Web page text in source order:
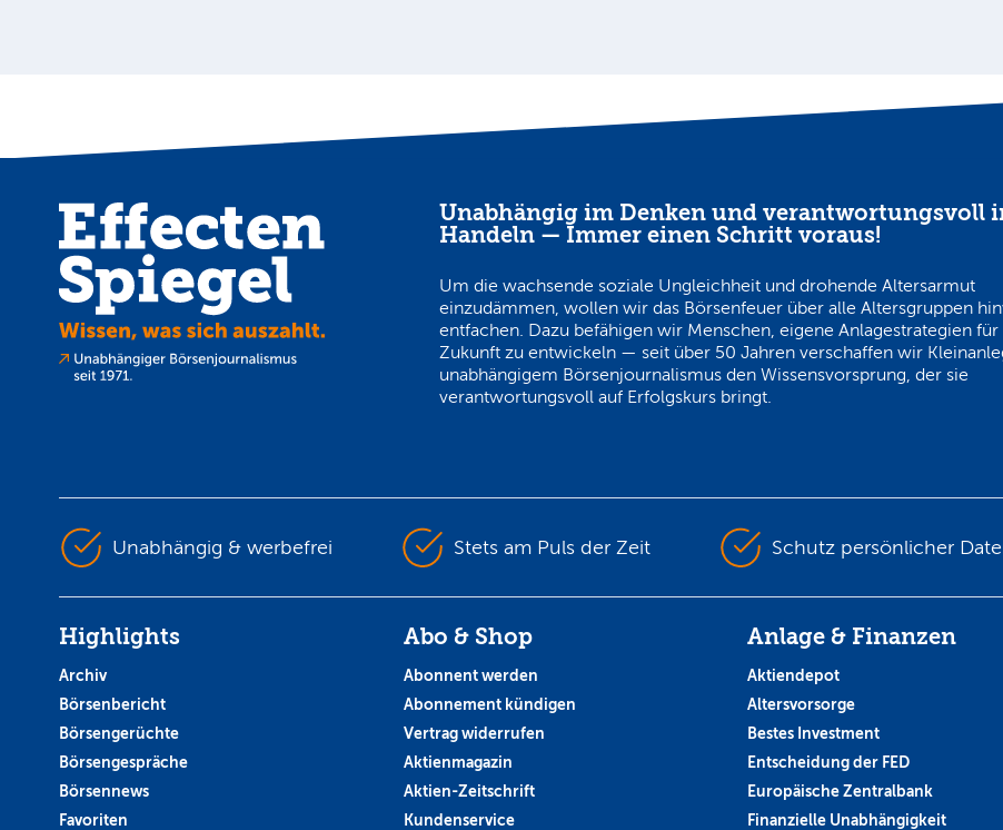
Unabhängig im Denken und verantwortungsvoll
Handeln — Immer einen Schritt voraus!
Um die wachsende soziale Ungleichheit und drohende Altersarmut
einzudämmen, wollen wir das Börsenfeuer über alle Altersgruppen
entfachen. Dazu befähigen wir Menschen, eigene Anlagestrategien für
Zukunft zu entwickeln — seit über 50 Jahren verschaffen wir
unabhängigem Börsenjournalismus den Wissensvorsprung, der sie
verantwortungsvoll auf Erfolgskurs bringt.
Unabhängig & werbefrei Stets am Puls der Zeit Schutz persönlicher
Highlights
Archiv
Börsenbericht
Börsengerüchte
Börsengespräche
Börsennews
Favoriten
Abo & Shop
Abonnent werden
Abonnement kündigen
Vertrag widerrufen
Aktienmagazin
Aktien-Zeitschrift
Kundenservice
Anlage & Finanzen
Aktiendepot
Altersvorsorge
Bestes Investment
Entscheidung der FED
Europäische Zentralbank
Finanzielle Unabhängigkeit